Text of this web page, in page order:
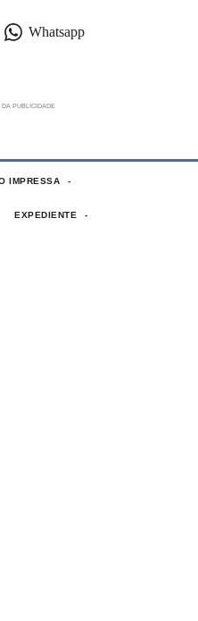
Whatsapp
IMPRESSA
EXPEDIENTE